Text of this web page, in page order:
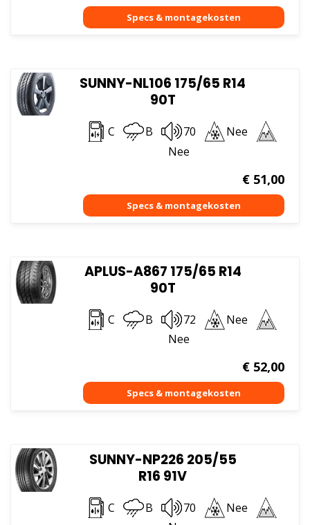
SUNNY-NL106 175/65 R14
90T
C B 70
Nee
Nee
€51,00
APLUS-A867 175/65 R14
90T
C B 72
Nee
Nee
€52,00
SUNNY-NP226 205/55
R16 91V
C B 70
Nee